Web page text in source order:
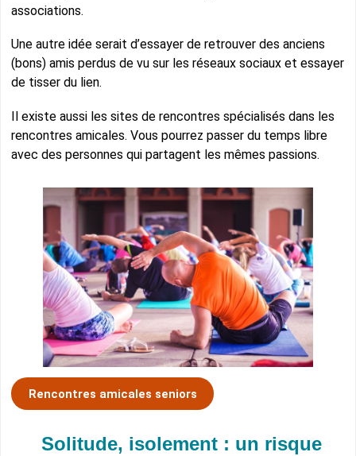
associations.
Une autre idée serait d’essayer de retrouver des anciens
(bons) amis perdus de vu sur les réseaux sociaux et essayer
de tisser du lien.
Il existe aussi les sites de rencontres spécialisés dans les
rencontres amicales. Vous pourrez passer du temps libre
avec des personnes qui partagent les mêmes passions.
Rencontres amicales seniors
Solitude, isolement : un risque